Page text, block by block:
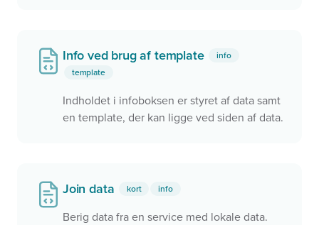
Info ved brug af template
info
template
Indholdet i infoboksen er styret af data samt
en template, der kan ligge ved siden af data.
Join data kort info
Berig data fra en service med lokale data.